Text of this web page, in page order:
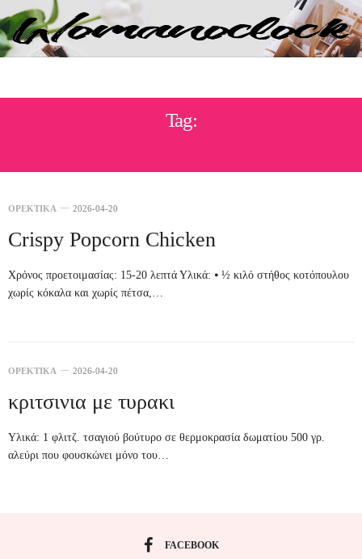
Tag:
ΟΡΕΚΤΙΚΑ 2026-04-20
Crispy Popcorn Chicken
Χρόνος προετοιμασίας: 15-20 λεπτά Υλικά: ⦁ ½ κιλό στήθος κοτόπουλου
χωρίς κόκαλα και χωρίς πέτσα,…
ΟΡΕΚΤΙΚΑ 2026-04-20
κριτσινια με τυρακι
Υλικά: 1 φλιτζ. τσαγιού βούτυρο σε θερμοκρασία δωματίου 500 γρ.
αλεύρι που φουσκώνει μόνο του…
FACEBOOK